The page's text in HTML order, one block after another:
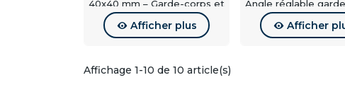
Peut-on monter ces raccords sans
Oui. Ils sont conçus pour un montage par
La majorité oui, mais certaines références en
40x40 mm – Garde-corps et
rampe d'escalier
Afficher plus
Angle réglable
et rampe d'escalier
Afficher
Affichage 1-10 de 10 article(s)